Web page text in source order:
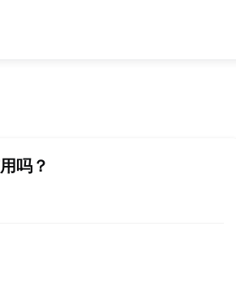
吗？